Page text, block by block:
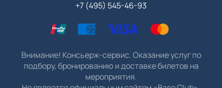
+7 (495) 545-46-93
Внимание! Консьерж-сервис. Оказание услуг по
подбору, бронированию и доставке билетов на
мероприятия.